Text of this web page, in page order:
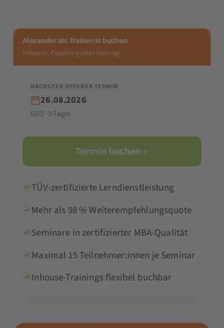
Alexander als Trainer:in buchen
Inhouse, Coaching oder Vortrag
NÄCHSTER OFFENER TERMIN
26.08.2026
GEO · 2-Tages
Termin buchen
TÜV-zertifizierte Lerndienstleistung
Mehr als 98 % Weiterempfehlungsquote
Seminare in zertifizierter MBA-Qualität
Maximal 15 Teilnehmer:innen je Seminar
Inhouse-Trainings flexibel buchbar